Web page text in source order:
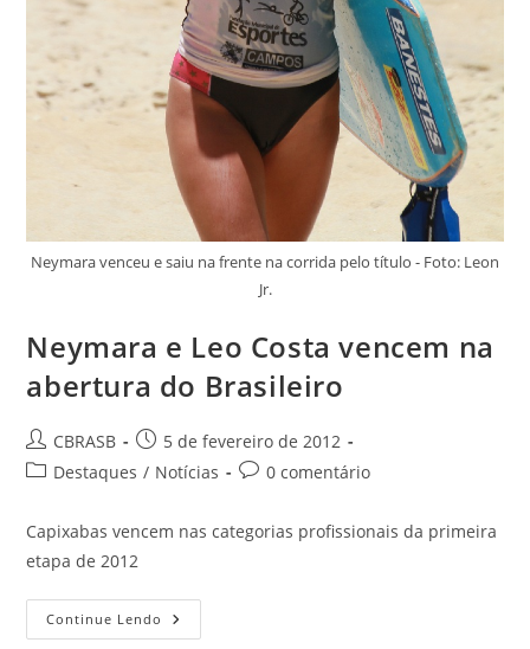
Neymara venceu e saiu na frente na corrida pelo título - Foto: Leon
Jr.
Neymara e Leo Costa vencem na
abertura do Brasileiro
Autor
do
CBRASB
Post
publicado:
5 de fevereiro de 2012
Categoria
post:
Destaques / Notícias
Comentários
post:
0 comentário
Capixabas vencem nas categorias profissionais da primeira
etapa de 2012
Continue Lendo Neymara
E